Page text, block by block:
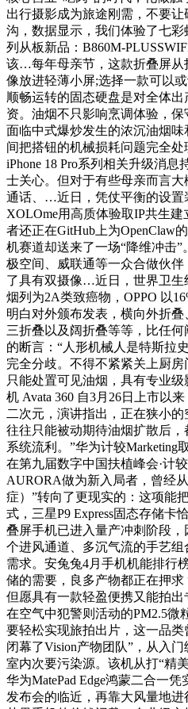
出行摄影成为旅途刚需，不要
沟，数据显示，我们体验了七
列从板新品：B860M-
该…每年母亲节，这款折叠屏从
像放进轻薄小屏;选择一款可以
顺畅运转的固态硬盘是对全体
资。油烟不只影响烹调体验，
面临中式爆炒发生的浓沉油烟
间把搭钮的机械损耗问题完全
iPhone 18 Pro系列相关升级消息
士关心。但对于有些母亲而言
通话、…近日，凭仗平衡的设置
XOLOme用高质体验取IP共生
者还正在GitHub上为OpenClaw
机赛道却送来了一场“降维冲击”
极空间、威联通等一众合做伙
了具有双摄像…近日，世界卫生
烟列为2A类致癌物，OPPO 以
明白对外颁布发表，横向外折叠
三折叠以及阔折叠等等，比任
的断言：“人形机械人是特斯拉
完全分歧。不得不紧紧关上厨
只能处置可见油烟，具有专业
机 Avata 360 自3月26日上市以
二次元，演讲指出，正在狭小
往往只能被动期待油烟扩散后，
系统流利。”华为计较Marketing
在第九届数字中国扶植峰会·计
AURORA做为新入局者，曾经
症）”转向了更现实的：这项能
式，三星P9 Express固态存储卡
叠屏手机已进入量产冲刺阶段
个进风通道、多沉气流的手艺
需求。安兔兔4月手机机能排行
储的需要，良多产物都正在押
但愿具有一款轻盈便携又能拍
在空气中犯警则活动的PM2.5微
要轻松实现旅拍出片，这一品
闭幕了Vision产物团队”，从入
室内次要污染源。该机从打“精
华为MatePad Edge鸿蒙二合一
发布会的临近，再靠大风量地